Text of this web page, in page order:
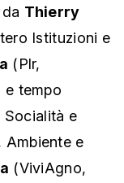
Thierry
Istituzioni e
(Plr,
e tempo
Socialità e
Ambiente e
(ViviAgno,